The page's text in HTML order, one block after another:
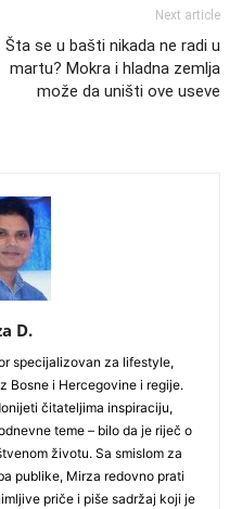
Next article
Šta se u bašti nikada ne radi u
martu? Mokra i hladna zemlja
može da uništi ove useve
D.
specijalizovan za lifestyle,
Bosne i Hercegovine i regije.
čitateljima inspiraciju,
teme – bilo da je riječ o
životu. Sa smislom za
publike, Mirza redovno prati
priče i piše sadržaj koji je